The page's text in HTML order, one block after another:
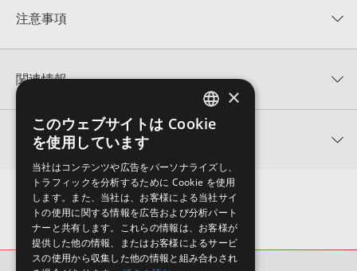
★★★★★
★5
★2
★1
0%
レビューをもっと見る »
注意事項
KONTAKTフォーマットは、
でお使いいただけます。無償版のKONTAKT PLAYERではお使いい
ただけませんので、ご注意ください。また、「ライブラリ・タブ」
への表示にも対応しておりません。
4GBを超えるデータに関するご注意：
FAT32でフォーマットされた
HDDには、1ファイル4GBを超えるデータを格納することができま
せん。データ容量が4GBを超えるダウンロード製品をご購入いただ
きます際には、NTFSやHFS＋でフォーマットされたHDDをご用意
いただく必要がございます。
製品の購入手続き完了後、受注確認メールとシリアルナンバーをお
知らせするメールの2通が送信されます。メールに記載されており
ます説明に沿って、製品のダウンロード／導入を行って下さい。
関連情報
HELION SAMPLES 製品一覧
EMPIRE VOL 1のサポート情報
関連サポート情報
2022.06.06
MIDI形式サンプルパックの追加方法
マークのついた情報は、該当する製品のご購入ユーザー様専用となって
おります。ご覧頂くには、該当する製品をご購入頂く必要がございます。
ENGLISH
×
このウェブサイトは Cookie
を使用しています
当社はコンテンツや広告をパーソナライズし、
トラフィックを分析するために Cookie を使用
します。また、当社は、お客様による当社サイ
トの使用に関する情報を広告および分析パート
ナーと共有します。これらの情報は、お客様が
提供した他の情報、またはお客様によるサービ
スの使用から収集した他の情報と組み合わされ